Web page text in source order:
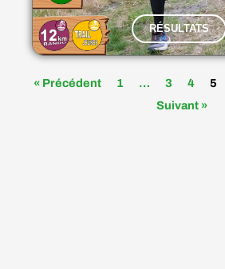
RÉSULTATS
« Précédent 1 … 3 4 5
Suivant »